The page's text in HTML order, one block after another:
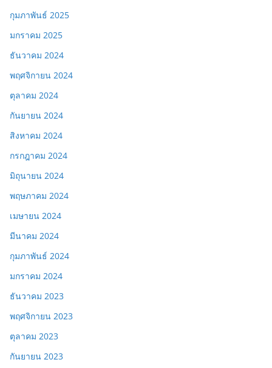
กุมภาพันธ์ 2025
มกราคม 2025
ธันวาคม 2024
พฤศจิกายน 2024
ตุลาคม 2024
กันยายน 2024
สิงหาคม 2024
กรกฎาคม 2024
มิถุนายน 2024
พฤษภาคม 2024
เมษายน 2024
มีนาคม 2024
กุมภาพันธ์ 2024
มกราคม 2024
ธันวาคม 2023
พฤศจิกายน 2023
ตุลาคม 2023
กันยายน 2023